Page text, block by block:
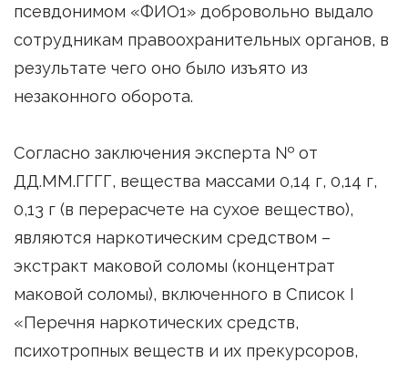
псевдонимом «ФИО1» добровольно выдало
сотрудникам правоохранительных органов, в
результате чего оно было изъято из
незаконного оборота.
Согласно заключения эксперта № от
ДД.ММ.ГГГГ, вещества массами 0,14 г, 0,14 г,
0,13 г (в перерасчете на сухое вещество),
являются наркотическим средством –
экстракт маковой соломы (концентрат
маковой соломы), включенного в Список I
«Перечня наркотических средств,
психотропных веществ и их прекурсоров,